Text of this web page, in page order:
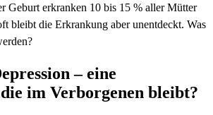
Geburt erkranken 10 bis 15 % aller Mütter
bleibt die Erkrankung aber unentdeckt. Was
– eine
im Verborgenen bleibt?